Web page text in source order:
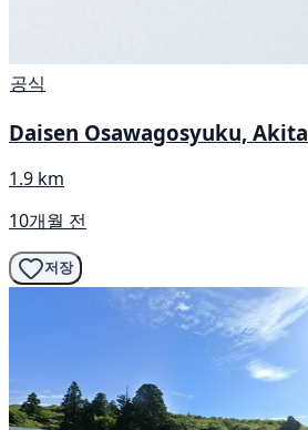
공식
Daisen Osawagosyuku, Akita
1.9 km
10개월 전
저장